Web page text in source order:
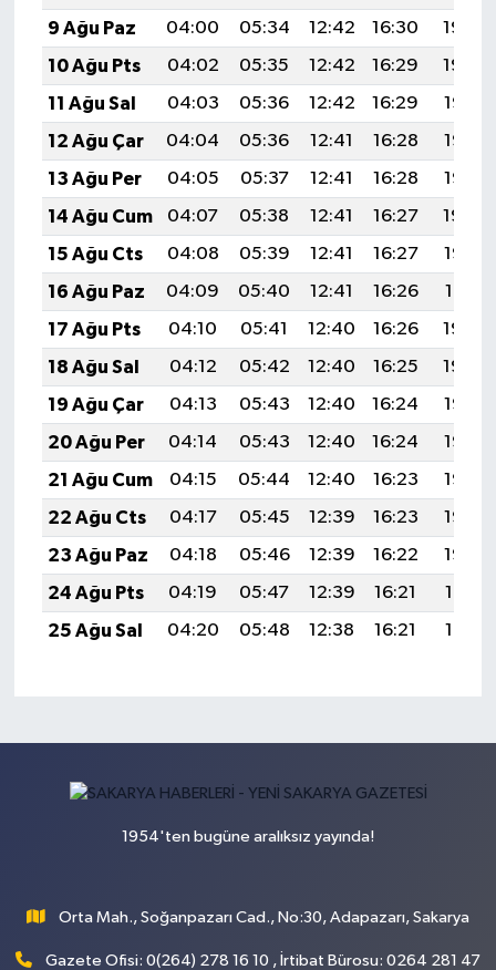
9 Ağu Paz
04:00 05:34 12:42 16:30
19:40
10 Ağu Pts
04:02 05:35 12:42 16:29
19:39
11 Ağu Sal
04:03 05:36 12:42 16:29
19:38
12 Ağu Çar
04:04 05:36 12:41 16:28
19:36
13 Ağu Per
04:05 05:37 12:41 16:28
19:35
14 Ağu Cum
04:07 05:38 12:41 16:27
19:34
15 Ağu Cts
04:08 05:39 12:41 16:27
19:33
16 Ağu Paz
04:09 05:40 12:41 16:26
19:31
17 Ağu Pts
04:10 05:41 12:40 16:26
19:30
18 Ağu Sal
04:12 05:42 12:40 16:25
19:29
19 Ağu Çar
04:13 05:43 12:40 16:24
19:28
20 Ağu Per
04:14 05:43 12:40 16:24
19:26
21 Ağu Cum
04:15 05:44 12:40 16:23
19:25
22 Ağu Cts
04:17 05:45 12:39 16:23
19:23
23 Ağu Paz
04:18 05:46 12:39 16:22
19:22
24 Ağu Pts
04:19 05:47 12:39 16:21
19:21
25 Ağu Sal
04:20 05:48 12:38 16:21 19:19
1954'ten bugüne aralıksız yayında!
Orta Mah., Soğanpazarı Cad., No:30, Adapazarı, Sakarya
Gazete Ofisi: 0(264) 278 16 10 , İrtibat Bürosu: 0264 281 47